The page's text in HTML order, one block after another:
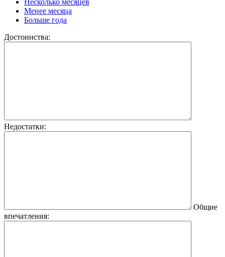
Менее месяца
Больше года
Достоинства:
Недостатки:
Общие
впечатления: